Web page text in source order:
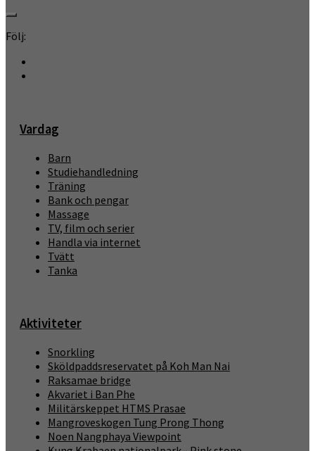
Följ:
Vardag
Barn
Studiehandledning
Träning
Bank och pengar
Massage
TV, film och serier
Handla via internet
Tvätt
Tanka
Aktiviteter
Snorkling
Sköldpaddsreservatet på Koh Man Nai
Raksamae bridge
Akvariet i Ban Phe
Militärskeppet HTMS Prasae
Mangroveskogen Tung Prong Thong
Noen Nangphaya Viewpoint